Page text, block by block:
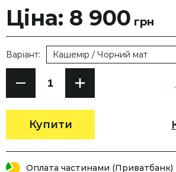
Ціна: 8 900 грн
Купити
Варіант: Кашемір / Чорний мат
Оплата частинами (Приватбанк)